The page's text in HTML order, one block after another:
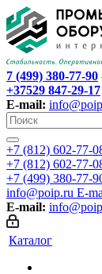
7 (499) 380-77-90
+37529 847-29-17
E-mail:
+7 (812) 602-77-
+7 (812) 602-77-
+7 (499) 380-77-
info@poip.ru E-
E-mail:
Каталог